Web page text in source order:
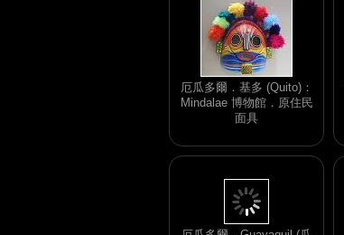
厄瓜多爾．基多 (Quito)：
Mindalae 博物館．原住民
面具